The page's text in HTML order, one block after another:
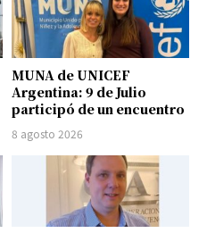
MUNA de UNICEF
Argentina: 9 de Julio
participó de un encuentro
8 agosto 2026